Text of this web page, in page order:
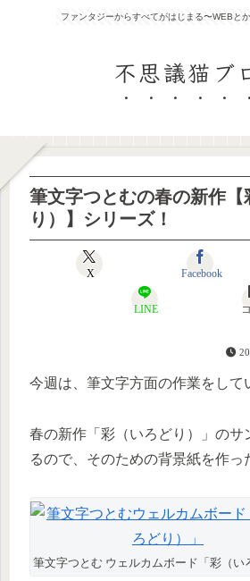
ファンタジーからすべてがはじまる〜WEBと
不思議猫ブ
筆文字つとむの春の新作【
り）】シリーズ！
X Facebook
LINE
今週は、筆文字方面の作業をして
春の新作「彩（いろどり）」のサ
るので、そのための背景紙を作っ
筆文字つとむ ウェルカムボード「彩（い